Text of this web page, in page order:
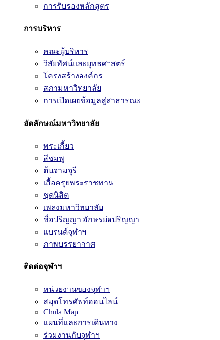
การรับรองหลักสูตร
การบริหาร
คณะผู้บริหาร
วิสัยทัศน์และยุทธศาสตร์
โครงสร้างองค์กร
สภามหาวิทยาลัย
การเปิดเผยข้อมูลสู่สาธารณะ
อัตลักษณ์มหาวิทยาลัย
พระเกี้ยว
สีชมพู
ต้นจามจุรี
เสื้อครุยพระราชทาน
ชุดนิสิต
เพลงมหาวิทยาลัย
ชื่อปริญญา อักษรย่อปริญญา
แบรนด์จุฬาฯ
ภาพบรรยากาศ
ติดต่อจุฬาฯ
หน่วยงานของจุฬาฯ
สมุดโทรศัพท์ออนไลน์
Chula Map
แผนที่และการเดินทาง
ร่วมงานกับจุฬาฯ